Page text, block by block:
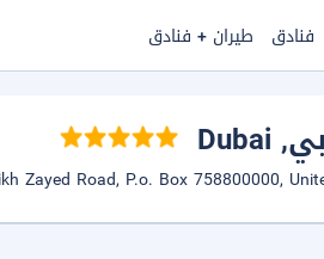
فنادق طيران + فنادق
, Dubai